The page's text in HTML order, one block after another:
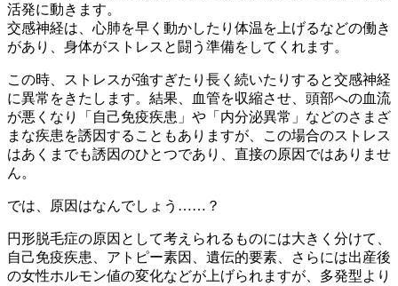
活発に動きます。
交感神経は、心肺を早く動かしたり体温を上げるなどの働き
があり、身体がストレスと闘う準備をしてくれます。
この時、ストレスが強すぎたり長く続いたりすると交感神経
に異常をきたします。結果、血管を収縮させ、頭部への血流
が悪くなり「自己免疫疾患」や「内分泌異常」などのさまざ
まな疾患を誘因することもありますが、この場合のストレス
はあくまでも誘因のひとつであり、直接の原因ではありませ
ん。
では、原因はなんでしょう……？
円形脱毛症の原因として考えられるものには大きく分けて、
自己免疫疾患、アトピー素因、遺伝的要素、さらには出産後
の女性ホルモン値の変化などが上げられますが、多発型より